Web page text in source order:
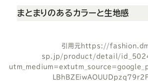
まとまりのあるカラーと生地感
引用元 https://
sp.jp/product/detail/